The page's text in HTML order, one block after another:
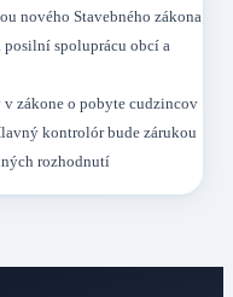
nového Stavebného zákona
spoluprácu obcí a
v zákone o pobyte cudzincov
kontrolór bude zárukou
rozhodnutí